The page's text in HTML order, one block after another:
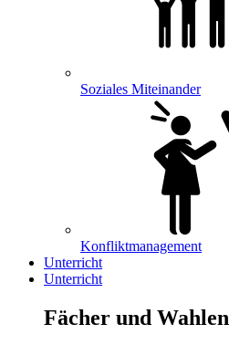
Soziales Miteinander
Konfliktmanagement
Unterricht
Unterricht
Fächer und Wahlen